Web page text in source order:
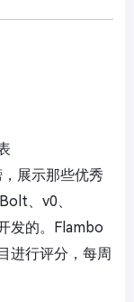
展示那些优秀
、v0、
发的。Flambo
进行评分，每周